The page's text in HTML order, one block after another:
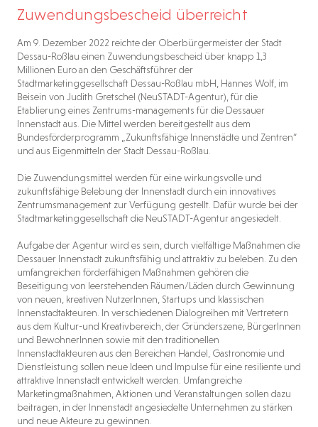
Zuwendungsbescheid überreicht
Am 9. Dezember 2022 reichte der Oberbürgermeister der Stadt
Dessau-Roßlau einen Zuwendungsbescheid über knapp 1,3
Millionen Euro an den Geschäftsführer der
Stadtmarketinggesellschaft Dessau-Roßlau mbH, Hannes Wolf, im
Beisein von Judith Gretschel (NeuSTADT-Agentur), für die
Etablierung eines Zentrums-managements für die Dessauer
Innenstadt aus. Die Mittel werden bereitgestellt aus dem
Bundesförderprogramm „Zukunftsfähige Innenstädte und Zentren“
und aus Eigenmitteln der Stadt Dessau-Roßlau.
Die Zuwendungsmittel werden für eine wirkungsvolle und
zukunftsfähige Belebung der Innenstadt durch ein innovatives
Zentrumsmanagement zur Verfügung gestellt. Dafür wurde bei der
Stadtmarketinggesellschaft die NeuSTADT-Agentur angesiedelt.
Aufgabe der Agentur wird es sein, durch vielfältige Maßnahmen die
Dessauer Innenstadt zukunftsfähig und attraktiv zu beleben. Zu den
umfangreichen förderfähigen Maßnahmen gehören die
Beseitigung von leerstehenden Räumen/Läden durch Gewinnung
von neuen, kreativen NutzerInnen, Startups und klassischen
Innenstadtakteuren. In verschiedenen Dialogreihen mit Vertretern
aus dem Kultur-und Kreativbereich, der Gründerszene, BürgerInnen
und BewohnerInnen sowie mit den traditionellen
Innenstadtakteuren aus den Bereichen Handel, Gastronomie und
Dienstleistung sollen neue Ideen und Impulse für eine resiliente und
attraktive Innenstadt entwickelt werden. Umfangreiche
Marketingmaßnahmen, Aktionen und Veranstaltungen sollen dazu
beitragen, in der Innenstadt angesiedelte Unternehmen zu stärken
und neue Akteure zu gewinnen.